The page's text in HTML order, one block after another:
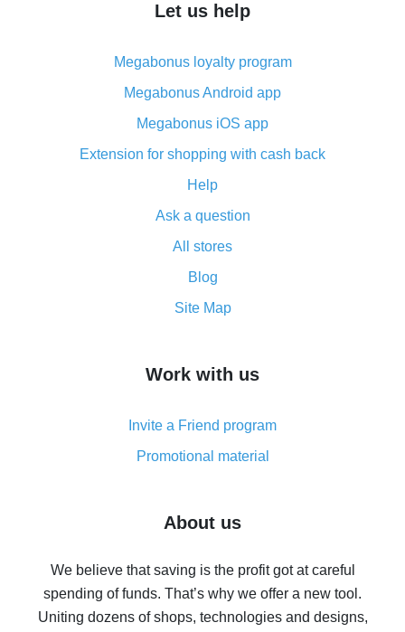
The best place to download cash back for AliExpress
What is the AliExpress cash back plugin and what are
its advantages
Cash back from the AliExpress mobile app -
advantages of the plugin
Double cash back on AliExpress has been cancelled!
How to use cash back on AliExpress - short manual
All about how cash back works on AliExpress
and what it does
How to get the most cash back on AliExpress -
simple methods
8% cash back on AliExpress - saving real money is a
real thing
Five ways to get the most cash back on AliExpress
back
10% cash back on AliExpress - the impossible is
possible
Let us help
Megabonus loyalty program
Megabonus Android app
Megabonus iOS app
Extension for shopping with cash back
Help
Ask a question
All stores
Blog
Site Map
Work with us
Invite a Friend program
Promotional material
About us
We believe that saving is the profit got at careful
spending of funds. That’s why we offer a new tool.
Uniting dozens of shops, technologies and designs,